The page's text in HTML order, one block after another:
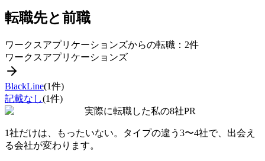
転職先と前職
ワークスアプリケーションズからの転職： 2件
ワークスアプリケーションズ
BlackLine(1件)
記載なし(1件)
実際に転職した私の8社PR
1社だけは、もったいない。タイプの違う 3〜4社で、出会え
る会社が変わります。